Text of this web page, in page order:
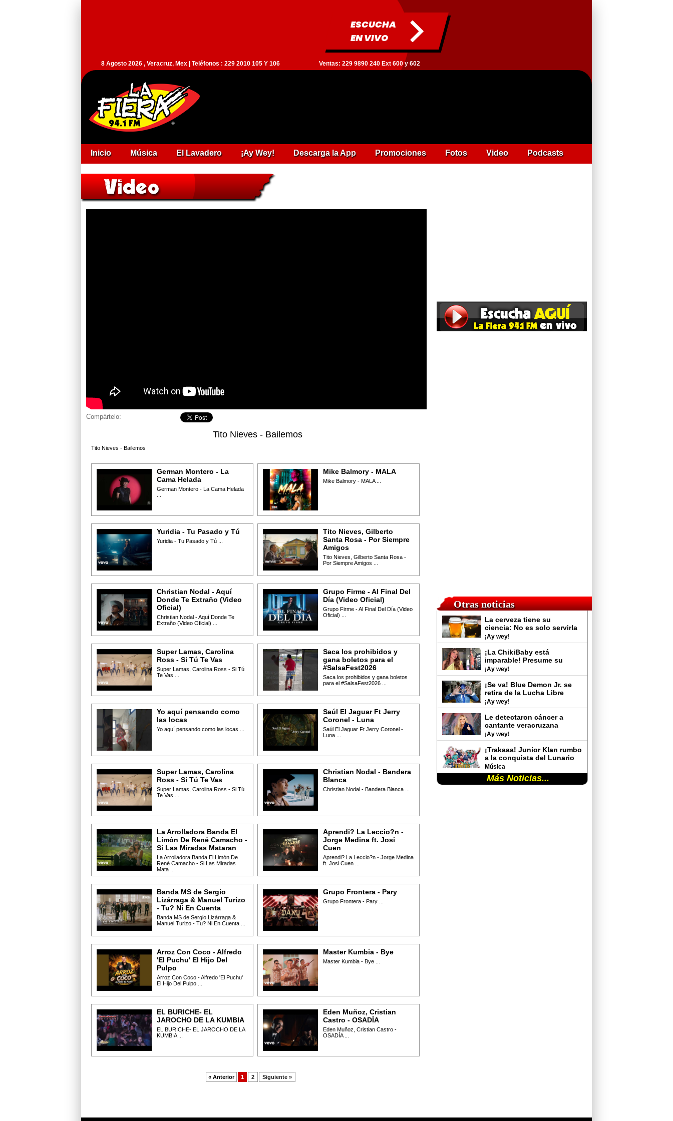
ESCUCHA
EN VIVO
8 Agosto 2026 , Veracruz, Mex | Teléfonos : 229 2010 105 Y 106 Ventas: 229 9890 240 Ext 600 y 602
Inicio Música El Lavadero ¡Ay Wey! Descarga la App Promociones Fotos Video Podcasts
Otras noticias
La cerveza tiene su
ciencia: No es solo servirla
y tomarla
¡Ay wey!
¡La ChikiBaby está
imparable! Presume su
rutina de gimnasio y
sorprende con sus cambios
físicos
¡Ay wey!
¡Se va! Blue Demon Jr. se
retira de la Lucha Libre
¡Ay wey!
Le detectaron cáncer a
cantante veracruzana
¡Ay wey!
¡Trakaaa! Junior Klan rumbo
a la conquista del Lunario
del Auditorio Nacional
Música
Más Noticias...
Compártelo:
Tito Nieves - Bailemos
Tito Nieves - Bailemos
German Montero - La
Cama Helada
German Montero - La Cama Helada
Mike Balmory - MALA
Mike Balmory - MALA ...
Yuridia - Tu Pasado y Tú
Yuridia - Tu Pasado y Tú ...
Tito Nieves, Gilberto
Santa Rosa - Por Siempre
Amigos
Tito Nieves, Gilberto Santa Rosa -
Por Siempre Amigos ...
Christian Nodal - Aquí
Donde Te Extraño (Video
Oficial)
Christian Nodal - Aquí Donde Te
Extraño (Video Oficial) ...
Grupo Firme - Al Final Del
Día (Video Oficial)
Grupo Firme - Al Final Del Día (Video
Oficial) ...
Super Lamas, Carolina
Ross - Si Tú Te Vas
Super Lamas, Carolina Ross - Si Tú
Te Vas ...
Saca los prohibidos y
gana boletos para el
#SalsaFest2026
Saca los prohibidos y gana boletos
para el #SalsaFest2026 ...
Yo aquí pensando como
las locas
Yo aquí pensando como las locas ...
Saúl El Jaguar Ft Jerry
Coronel - Luna
Saúl El Jaguar Ft Jerry Coronel -
Luna ...
Super Lamas, Carolina
Ross - Si Tú Te Vas
Super Lamas, Carolina Ross - Si Tú
Te Vas ...
Christian Nodal - Bandera
Blanca
Christian Nodal - Bandera Blanca ...
La Arrolladora Banda El
Limón De René Camacho -
Si Las Miradas Mataran
La Arrolladora Banda El Limón De
René Camacho - Si Las Miradas
Mata ...
Aprendi? La Leccio?n -
Jorge Medina ft. Josi
Cuen
Aprendi? La Leccio?n - Jorge Medina
ft. Josi Cuen ...
Banda MS de Sergio
Lizárraga & Manuel Turizo
- Tu? Ni En Cuenta
Banda MS de Sergio Lizárraga &
Manuel Turizo - Tu? Ni En Cuenta ...
Grupo Frontera - Pary
Grupo Frontera - Pary ...
Arroz Con Coco - Alfredo
'El Puchu' El Hijo Del
Pulpo
Arroz Con Coco - Alfredo 'El Puchu'
El Hijo Del Pulpo ...
Master Kumbia - Bye
Master Kumbia - Bye ...
EL BURICHE- EL
JAROCHO DE LA KUMBIA
EL BURICHE- EL JAROCHO DE LA
KUMBIA ...
Eden Muñoz, Cristian
Castro - OSADÍA
Eden Muñoz, Cristian Castro -
OSADÍA ...
« Anterior 1 2 Siguiente »